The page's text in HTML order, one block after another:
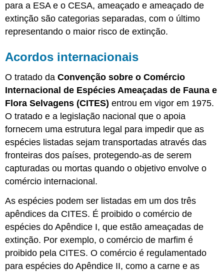
para a ESA e o CESA, ameaçado e ameaçado de
extinção são categorias separadas, com o último
representando o maior risco de extinção.
Acordos internacionais
O tratado daConvenção sobre o Comércio
Internacional de Espécies Ameaçadas de Fauna e
Flora Selvagens (CITES) entrou em vigor em 1975.
O tratado e a legislação nacional que o apoia
fornecem uma estrutura legal para impedir que as
espécies listadas sejam transportadas através das
fronteiras dos países, protegendo-as de serem
capturadas ou mortas quando o objetivo envolve o
comércio internacional.
As espécies podem ser listadas em um dos três
apêndices da CITES. É proibido o comércio de
espécies do Apêndice I, que estão ameaçadas de
extinção. Por exemplo, o comércio de marfim é
proibido pela CITES. O comércio é regulamentado
para espécies do Apêndice II, como a carne e as